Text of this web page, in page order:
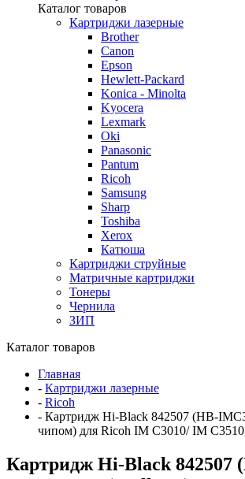
Каталог товаров
Картриджи лазерные
Brother
Canon
Epson
Hewlett-Packard
Konica - Minolta
Kyocera
Lexmark
Oki
Panasonic
Pantum
Ricoh
Samsung
Sharp
Toshiba
Xerox
Катюша
Картриджи струйные
Матричные картриджи
Тонеры
Чернила
ЗИП
Каталог товаров
Главная
- Картриджи лазерные
- Ricoh
- Картридж Hi-Black 842507 (HB-
чипом) для Ricoh IM C3010/ IM
Картридж Hi-Black 842507